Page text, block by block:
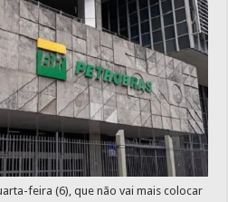
feira (6), que não vai mais colocar